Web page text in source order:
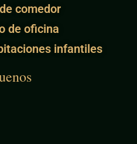
comedor
de oficina
infantiles